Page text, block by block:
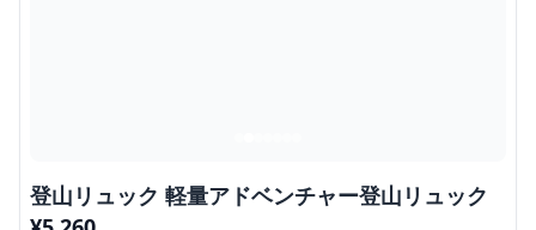
登山リュック 軽量アドベンチャー登山リュック